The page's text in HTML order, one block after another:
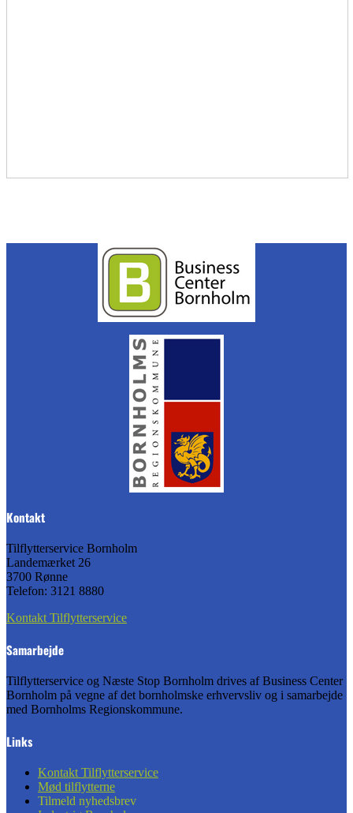
Kontakt
Tilflytterservice Bornholm
Landemærket 26
3700 Rønne
Telefon: 3121 8880
Kontakt Tilflytterservice
Samarbejde
Tilflytterservice og Næste Stop Bornholm drives af Business Center
Bornholm på vegne af det bornholmske erhvervsliv og i samarbejde
med Bornholms Regionskommune.
Links
Kontakt Tilflytterservice
Mød tilflytterne
Tilmeld nyhedsbrev